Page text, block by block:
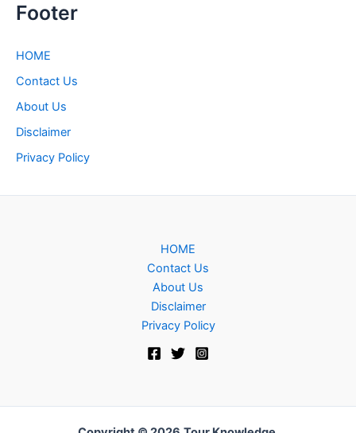
Footer
HOME
Contact Us
About Us
Disclaimer
Privacy Policy
HOME
Contact Us
About Us
Disclaimer
Privacy Policy